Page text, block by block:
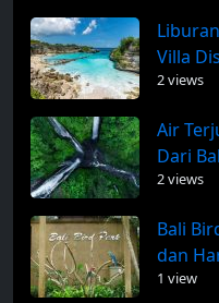
Villa
2 views
Air
Dari
2 views
Bali
dan
1 view